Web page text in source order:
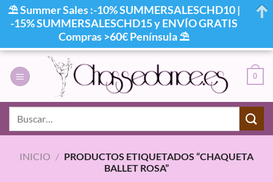
contenido
0
INICIO / PRODUCTOS ETIQUETADOS “CHAQUETA
BALLET ROSA”
⛱ Summer Sales :-10% SUMMERSALESCHD10 |
-15% SUMMERSALESCHD15 y ENVÍO GRATIS
Compras >60€ Península ⛱